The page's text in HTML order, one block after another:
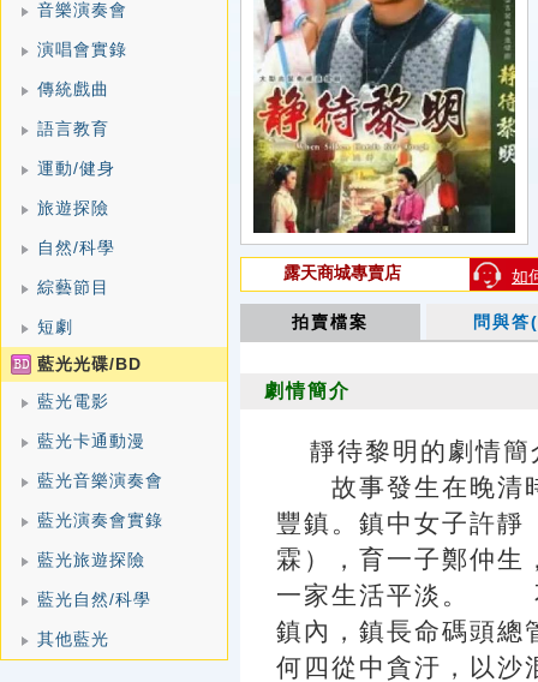
音樂演奏會
演唱會實錄
傳統戲曲
語言教育
運動/健身
旅遊探險
自然/科學
綜藝節目
短劇
藍光光碟/BD
藍光電影
藍光卡通動漫
藍光音樂演奏會
藍光演奏會實錄
藍光旅遊探險
藍光自然/科學
其他藍光
如
露天商城專賣店
拍賣檔案 問與
劇情簡介
靜待黎明的劇情簡
故事發生在晚清
豐鎮。鎮中女子許靜
霖），育一子鄭仲生
一家生活平淡。
鎮內，鎮長命碼頭總
何四從中貪汙，以沙